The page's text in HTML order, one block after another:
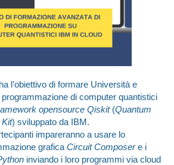
l’obiettivo di formare Università e
di computer quantistici
opensource Qiskit (Quantum
Kit) sviluppato da IBM.
impareranno a usare lo
grafica Circuit Composere i
inviando i loro programmi via cloud